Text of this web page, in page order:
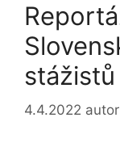
stážistů
4.4.2022